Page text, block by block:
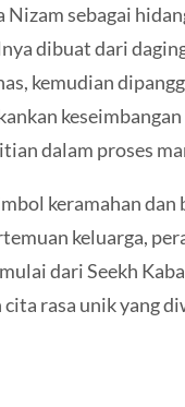
sebagai
dibuat dari
kemudian
dalam proses
keramahan dan
keluarga,
dari Seekh
rasa unik yang